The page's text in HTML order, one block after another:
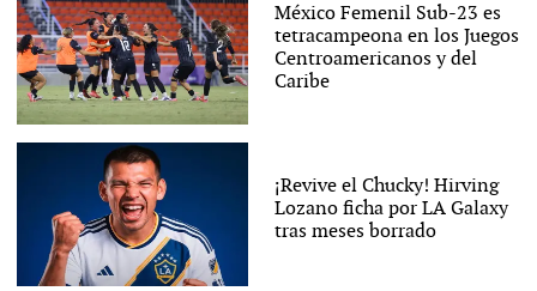
México Femenil Sub-23 es
tetracampeona en los Juegos
Centroamericanos y del
Caribe
¡Revive el Chucky! Hirving
Lozano ficha por LA Galaxy
tras meses borrado